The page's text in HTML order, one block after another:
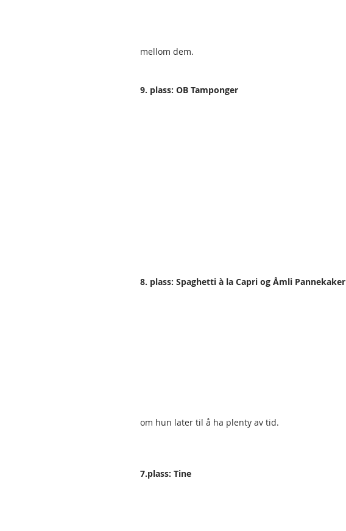
mellom dem.
9. plass: OB Tamponger
8. plass: Spaghetti à la Capri og Åmli Pannekaker
om hun later til å ha plenty av tid.
7.plass: Tine